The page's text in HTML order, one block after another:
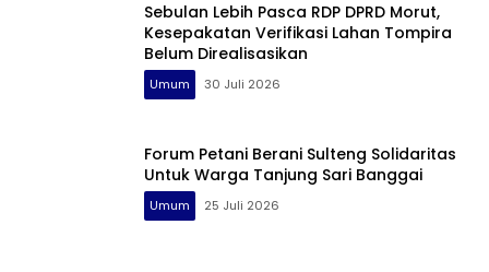
Sebulan Lebih Pasca RDP DPRD Morut,
Kesepakatan Verifikasi Lahan Tompira
Belum Direalisasikan
Umum 30 Juli 2026
Forum Petani Berani Sulteng Solidaritas
Untuk Warga Tanjung Sari Banggai
Umum 25 Juli 2026